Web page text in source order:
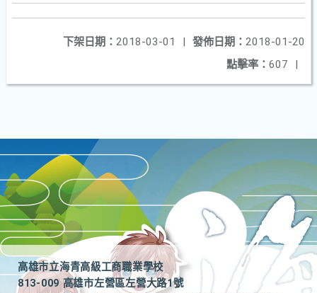
發佈日期： 2018-01-20
下架日期： 2018-03-01
|
點擊率： 607 |
高雄市立海青高級工商職業學校
813-009 高雄市左營區左營大路1號